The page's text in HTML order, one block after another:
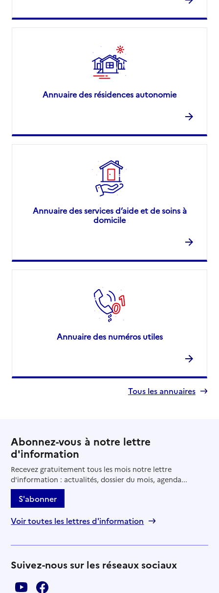
Annuaire des résidences autonomie
Annuaire des services d’aide et de soins à
domicile
Annuaire des numéros utiles
Tous les annuaires
Abonnez-vous à notre lettre
d'information
Recevez gratuitement tous les mois notre lettre
d'information : actualités, dossier du mois, agenda...
S'abonner
Voir toutes les lettres d'information
Suivez-nous sur les réseaux sociaux